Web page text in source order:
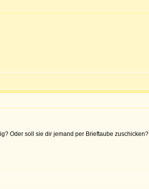
Oder soll sie dir jemand per Brieftaube zuschicken?